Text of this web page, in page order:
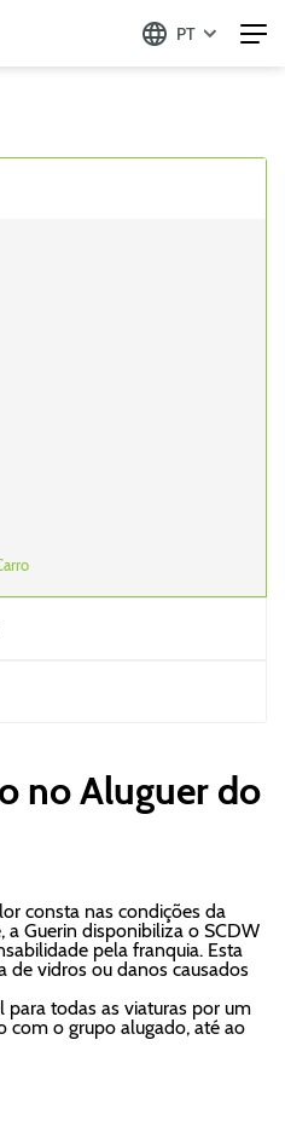
PT
no Aluguer do
consta nas condições da
a Guerin disponibiliza o SCDW
pela franquia. Esta
de vidros ou danos causados
para todas as viaturas por um
com o grupo alugado, até ao